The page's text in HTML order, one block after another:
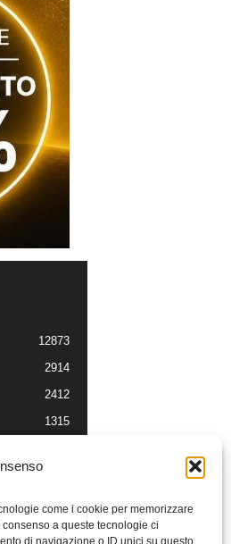
come i cookie per memorizzare
a queste tecnologie ci
di navigazione o ID unici su questo
12873
2914
2412
1315